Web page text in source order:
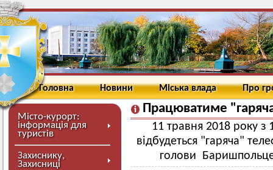
Головна Новини Міська влада Про
Місто-курорт:
інформація для
туристів
Захиснику,
Захисниці
Працюватиме
11 травня 2018 року з
відбудеться "гаряча"
голови